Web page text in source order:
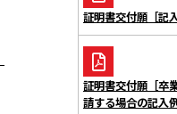
証明書交付願［記入
証明書交付願［卒
請する場合の記入例